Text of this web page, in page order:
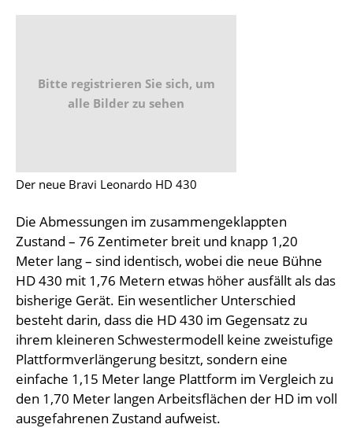
Bitte registrieren Sie sich, um
alle Bilder zu sehen
Der neue Bravi Leonardo HD 430
Die Abmessungen im zusammengeklappten
Zustand – 76 Zentimeter breit und knapp 1,20
Meter lang – sind identisch, wobei die neue Bühne
HD 430 mit 1,76 Metern etwas höher ausfällt als das
bisherige Gerät. Ein wesentlicher Unterschied
besteht darin, dass die HD 430 im Gegensatz zu
ihrem kleineren Schwestermodell keine zweistufige
Plattformverlängerung besitzt, sondern eine
einfache 1,15 Meter lange Plattform im Vergleich zu
den 1,70 Meter langen Arbeitsflächen der HD im voll
ausgefahrenen Zustand aufweist.